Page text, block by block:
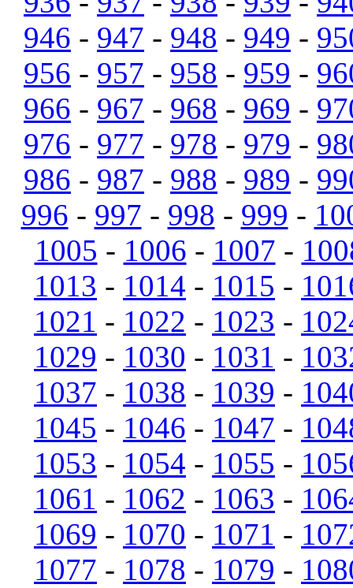
946 - 947 - 948 - 949 -
956 - 957 - 958 - 959 -
966 - 967 - 968 - 969 -
976 - 977 - 978 - 979 -
986 - 987 - 988 - 989 -
996 - 997 - 998 - 999 -
1005 - 1006 - 1007 -
1013 - 1014 - 1015 -
1021 - 1022 - 1023 -
1029 - 1030 - 1031 -
1037 - 1038 - 1039 -
1045 - 1046 - 1047 -
1053 - 1054 - 1055 -
1061 - 1062 - 1063 -
1069 - 1070 - 1071 -
1077 - 1078 - 1079 -